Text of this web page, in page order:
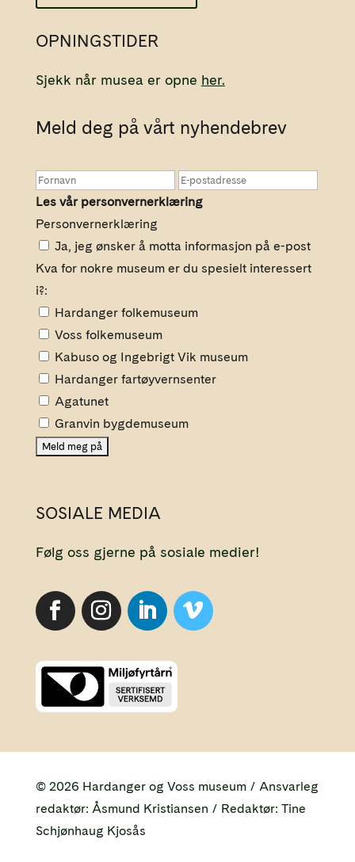
OPNINGSTIDER
Sjekk når musea er opne her.
Meld deg på vårt nyhendebrev
Les vår personvernerklæring
Personvernerklæring
Ja, jeg ønsker å motta informasjon på e-post
Kva for nokre museum er du spesielt interessert
i?:
Hardanger folkemuseum
Voss folkemuseum
Kabuso og Ingebrigt Vik museum
Hardanger fartøyvernsenter
Agatunet
Granvin bygdemuseum
SOSIALE MEDIA
Følg oss gjerne på sosiale medier!
© 2026 Hardanger og Voss museum / Ansvarleg
redaktør: Åsmund Kristiansen / Redaktør: Tine
Schjønhaug Kjosås